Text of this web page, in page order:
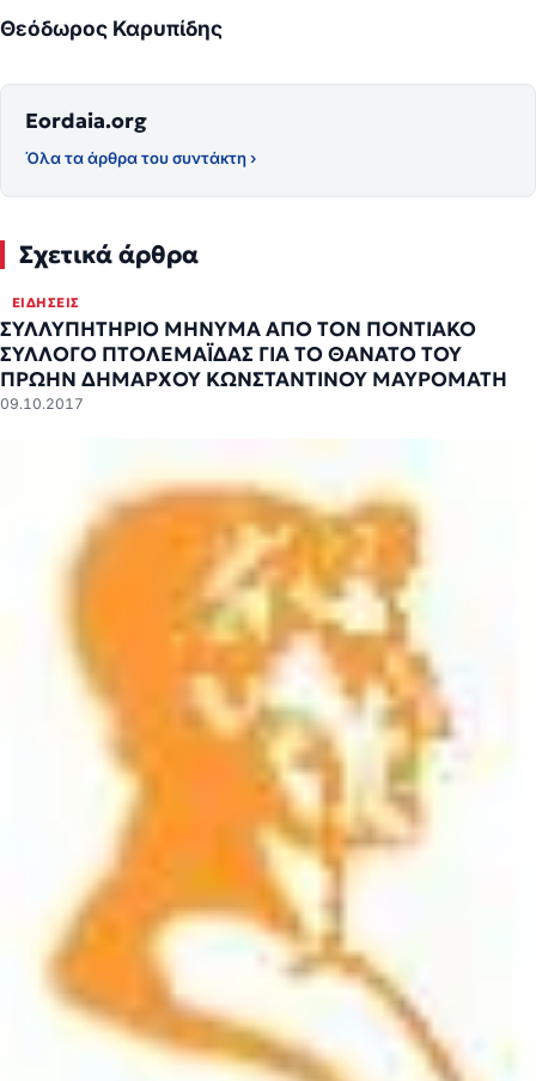
Θεόδωρος Καρυπίδης
Eordaia.org
Όλα τα άρθρα του συντάκτη ›
Σχετικά άρθρα
ΕΙΔΉΣΕΙΣ
ΣΥΛΛΥΠΗΤΗΡΙΟ ΜΗΝΥΜΑ ΑΠΟ ΤΟΝ ΠΟΝΤΙΑΚΟ
ΣΥΛΛΟΓΟ ΠΤΟΛΕΜΑΪΔΑΣ ΓΙΑ ΤΟ ΘΑΝΑΤΟ ΤΟΥ
ΠΡΩΗΝ ΔΗΜΑΡΧΟΥ ΚΩΝΣΤΑΝΤΙΝΟΥ ΜΑΥΡΟΜΑΤΗ
09.10.2017